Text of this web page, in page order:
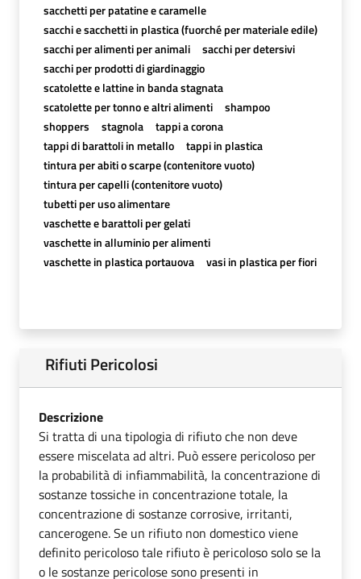
sacchetti per patatine e caramelle
sacchi e sacchetti in plastica (fuorché per materiale edile)
sacchi per alimenti per animali
sacchi per detersivi
sacchi per prodotti di giardinaggio
scatolette e lattine in banda stagnata
scatolette per tonno e altri alimenti
shampoo
shoppers
stagnola
tappi a corona
tappi di barattoli in metallo
tappi in plastica
tintura per abiti o scarpe (contenitore vuoto)
tintura per capelli (contenitore vuoto)
tubetti per uso alimentare
vaschette e barattoli per gelati
vaschette in alluminio per alimenti
vaschette in plastica portauova
vasi in plastica per fiori
Rifiuti Pericolosi
Descrizione
Si tratta di una tipologia di rifiuto che non deve
essere miscelata ad altri. Può essere pericoloso per
la probabilità di infiammabilità, la concentrazione di
sostanze tossiche in concentrazione totale, la
concentrazione di sostanze corrosive, irritanti,
cancerogene. Se un rifiuto non domestico viene
definito pericoloso tale rifiuto è pericoloso solo se la
o le sostanze pericolose sono presenti in